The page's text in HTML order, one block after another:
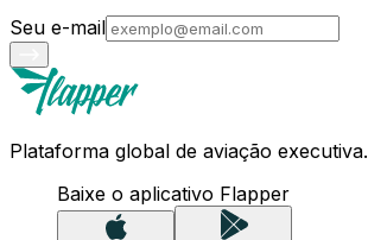
Seu e-mail
Plataforma global de aviação executiva.
Baixe o aplicativo Flapper